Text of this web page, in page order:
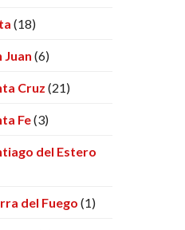
(18)
Juan (6)
Cruz (21)
Fe(3)
del Estero
del Fuego (1)